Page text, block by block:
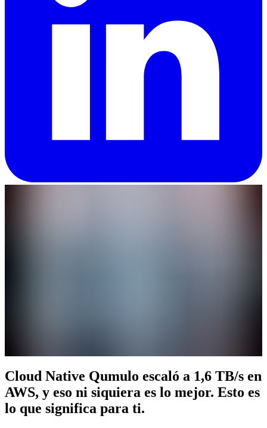
Cloud Native Qumulo escaló a 1,6 TB/s en
AWS, y eso ni siquiera es lo mejor. Esto es
lo que significa para ti.